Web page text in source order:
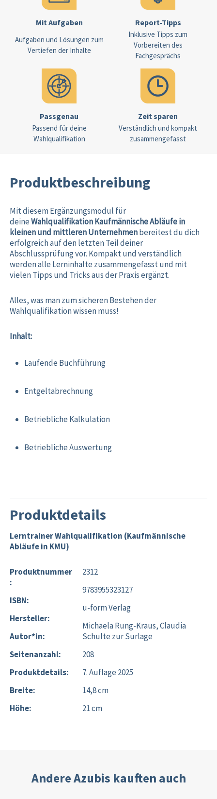
Mit Aufgaben Report-Tipps
Passgenau Zeit sparen
Aufgaben und Lösungen zum
Vertiefen der Inhalte
Inklusive Tipps zum
Vorbereiten des
Fachgesprächs
Passend für deine
Wahlqualifikation
Verständlich und kompakt
zusammengefasst
Produktbeschreibung
Mit diesem Ergänzungsmodul für
deineWahlqualifikation Kaufmännische Abläufe in
kleinen und mittleren Unternehmenbereitest du dich
erfolgreich auf den letzten Teil deiner
Abschlussprüfung vor. Kompakt und verständlich
werden alle Lerninhalte zusammengefasst und mit
vielen Tipps und Tricks aus der Praxis ergänzt.
Alles, was man zum sicheren Bestehen der
Wahlqualifikation wissen muss!
Inhalt:
Laufende Buchführung
Entgeltabrechnung
Betriebliche Kalkulation
Betriebliche Auswertung
Produktdetails
Lerntrainer Wahlqualifikation (Kaufmännische
Abläufe in KMU)
Produktnummer
:
ISBN:
Hersteller:
Autor*in:
2312
9783955323127
u-form Verlag
Michaela Rung-Kraus, Claudia
Schulte zur Surlage
Seitenanzahl:
Produktdetails:
208
7. Auflage 2025
Breite:
Höhe:
14,8 cm
21 cm
Andere Azubis kauften auch